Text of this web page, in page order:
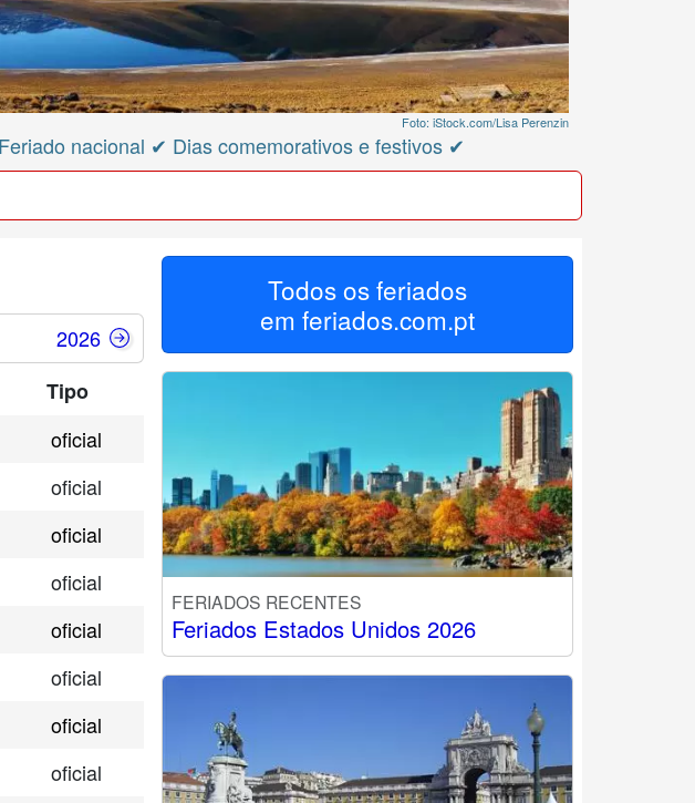
Foto: iStock.com/Lisa Perenzin
nacional ✔ Dias comemorativos e festivos ✔
2026
Tipo
oficial
oficial
oficial
oficial
oficial
oficial
oficial
oficial
Todos os feriados
em feriados.com.pt
FERIADOS RECENTES
Feriados Estados Unidos 2026